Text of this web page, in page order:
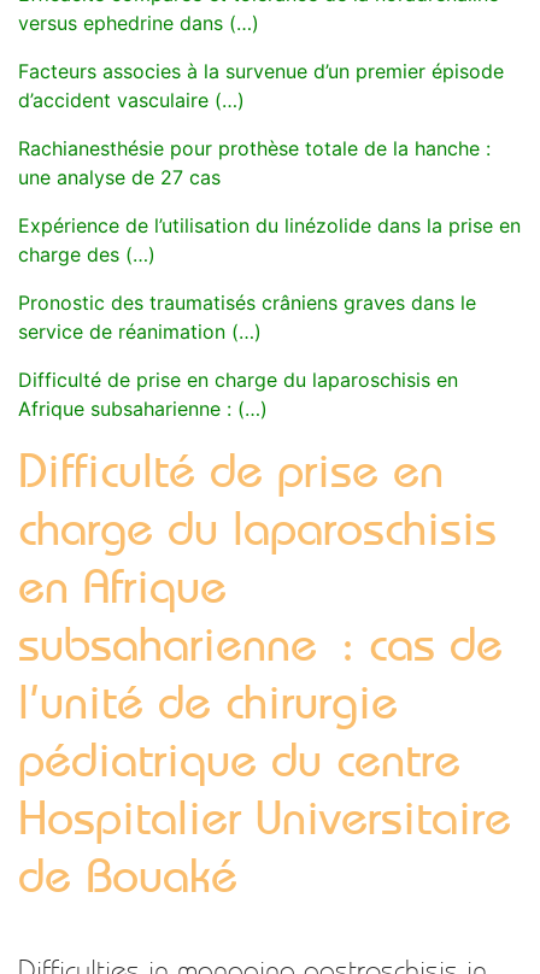
versus ephedrine dans (…)
Facteurs associes à la survenue d’un premier épisode
d’accident vasculaire (…)
Rachianesthésie pour prothèse totale de la hanche :
une analyse de 27 cas
Expérience de l’utilisation du linézolide dans la prise en
charge des (…)
Pronostic des traumatisés crâniens graves dans le
service de réanimation (…)
Difficulté de prise en charge du laparoschisis en
Afrique subsaharienne : (…)
Difficulté de prise en
charge du laparoschisis
en Afrique
subsaharienne : cas de
l’unité de chirurgie
pédiatrique du centre
Hospitalier Universitaire
de Bouaké